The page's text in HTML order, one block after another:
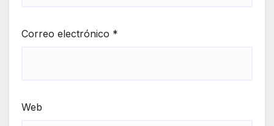
Correo electrónico *
Web